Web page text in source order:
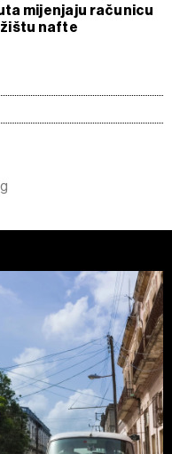
mijenjaju računicu
nafte